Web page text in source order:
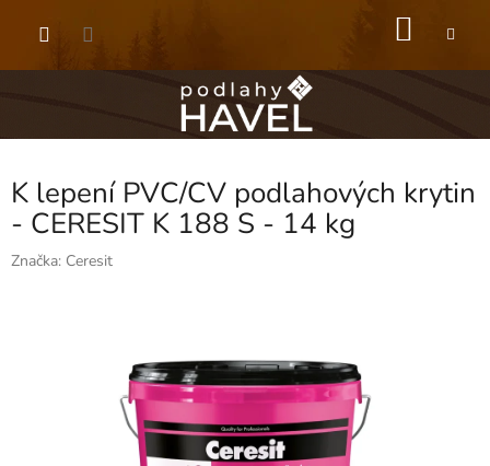
K lepení PVC/CV podlahových krytin
- CERESIT K 188 S - 14 kg
Značka: Ceresit